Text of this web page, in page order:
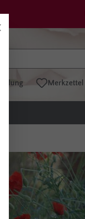
Merkzettel